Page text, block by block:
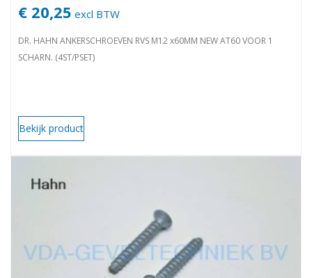
€ 20,25 excl BTW
DR. HAHN ANKERSCHROEVEN RVS M12 x60MM NEW AT60 VOOR 1
SCHARN. (4ST/PSET)
Bekijk product